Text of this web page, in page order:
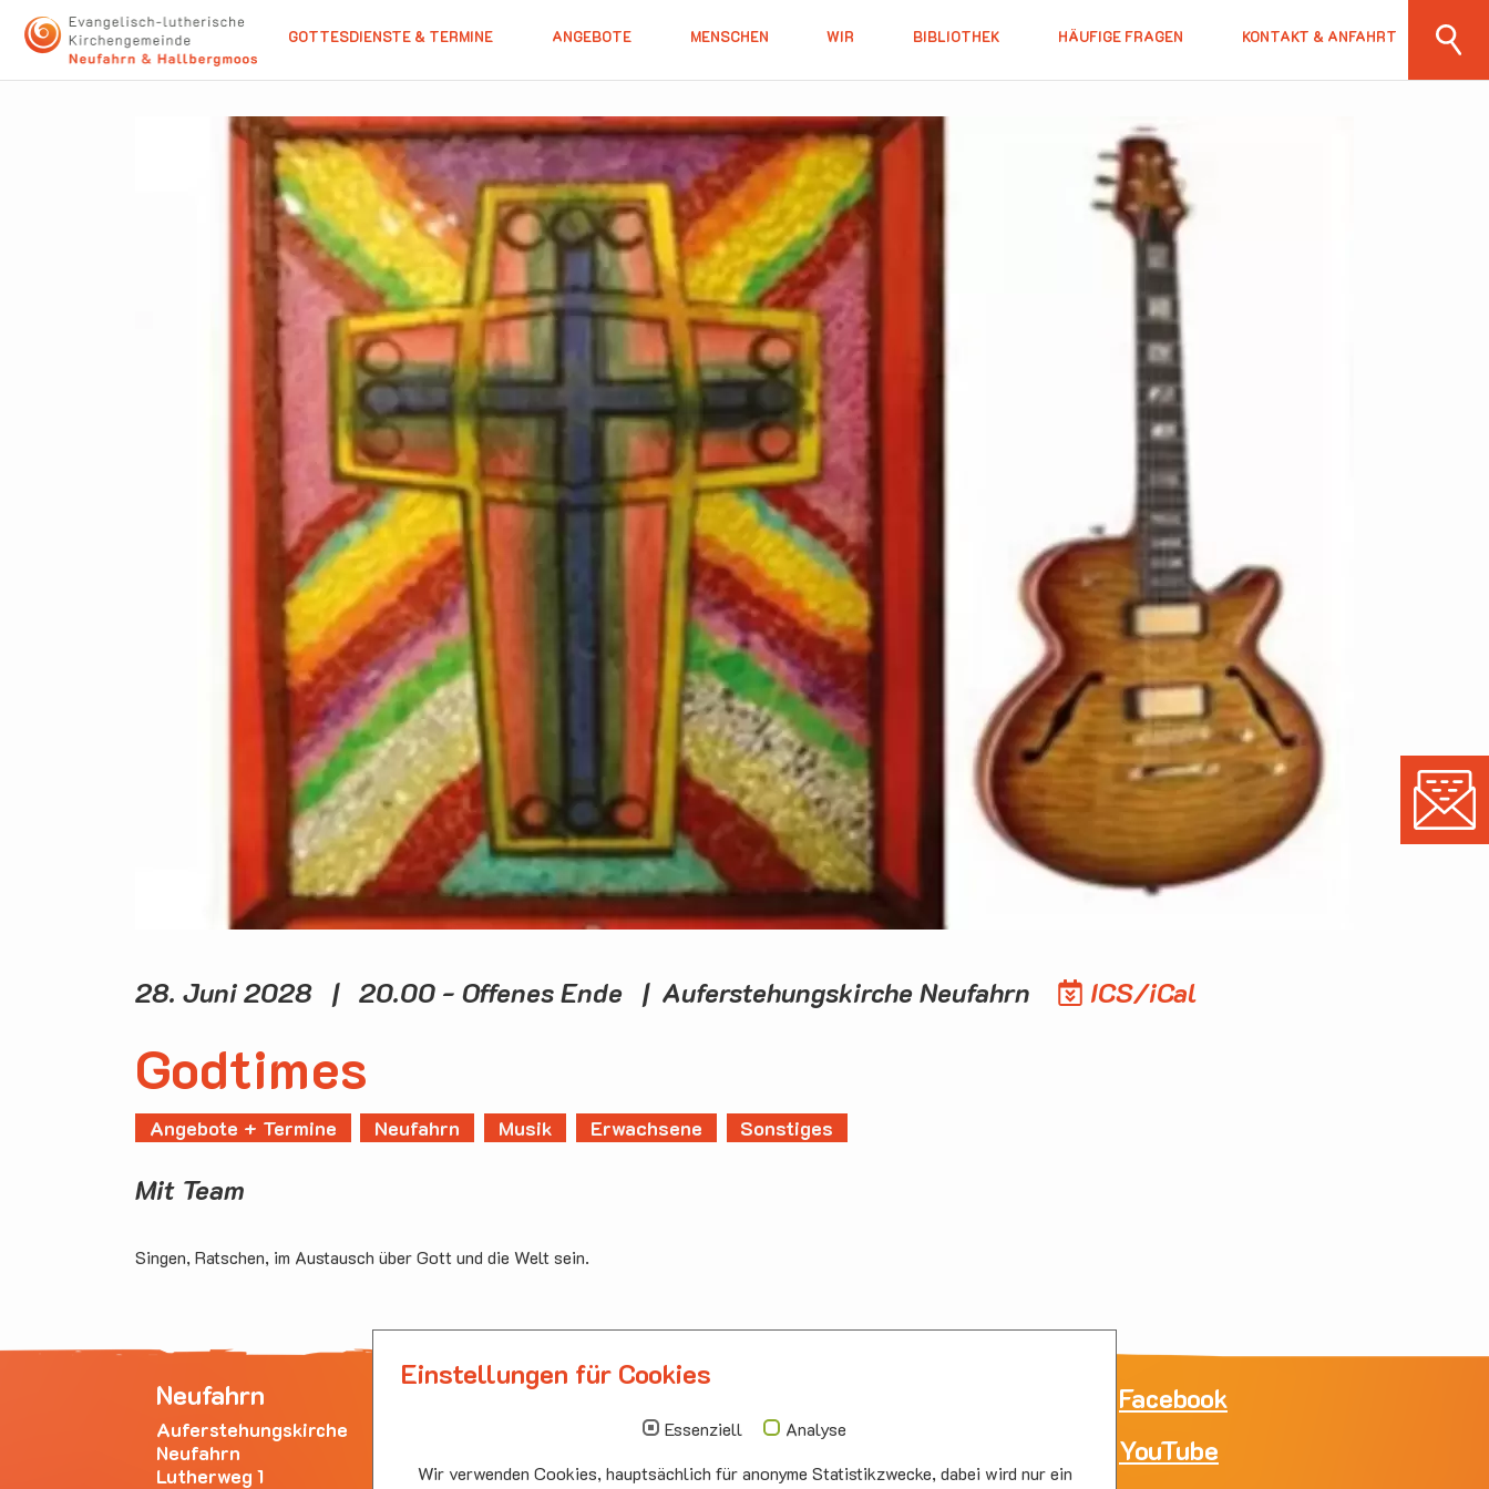
GOTTESDIENSTE & TERMINE ANGEBOTE MENSCHEN WIR BIBLIOTHEK HÄUFIGE FRAGEN KONTAKT & ANFAHRT
28. Juni 2028 | 20.00 - Offenes Ende | Auferstehungskirche Neufahrn ICS/iCal
Godtimes
Angebote + Termine Neufahrn Musik Erwachsene Sonstiges
Mit Team
Singen, Ratschen, im Austausch über Gott und die Welt sein.
Neufahrn
Auferstehungskirche
Neufahrn
Lutherweg 1
Hallbergmoos
Emmauskirche Hallbergmoos
85399 Hallbergmoos
Sonntag
Auferstehungskirc
Facebook
YouTube
Einstellungen für Cookies
Essenziell
Analyse
Wir verwenden Cookies, hauptsächlich für anonyme Statistikzwecke, dabei wird nur ein